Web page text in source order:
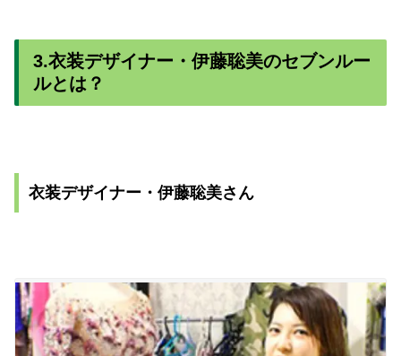
3.衣装デザイナー・伊藤聡美のセブンルー
ルとは？
衣装デザイナー・伊藤聡美さん